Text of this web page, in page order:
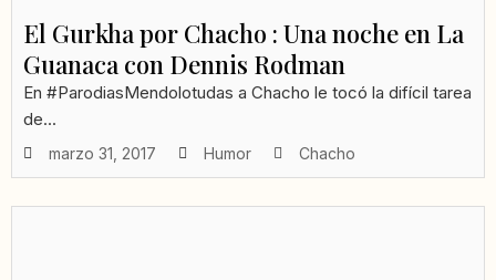
El Gurkha por Chacho : Una noche en La
Guanaca con Dennis Rodman
En #ParodiasMendolotudas a Chacho le tocó la difícil tarea
de...
marzo 31, 2017 Humor Chacho